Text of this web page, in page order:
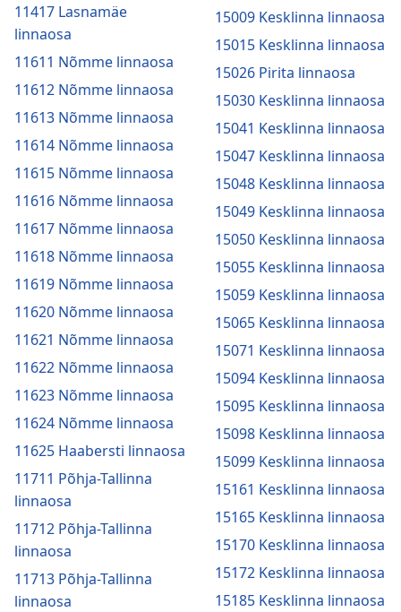
11417 Lasnamäe
linnaosa
11611 Nõmme linnaosa
11612 Nõmme linnaosa
11613 Nõmme linnaosa
11614 Nõmme linnaosa
11615 Nõmme linnaosa
11616 Nõmme linnaosa
11617 Nõmme linnaosa
11618 Nõmme linnaosa
11619 Nõmme linnaosa
11620 Nõmme linnaosa
11621 Nõmme linnaosa
11622 Nõmme linnaosa
11623 Nõmme linnaosa
11624 Nõmme linnaosa
11625 Haabersti linnaosa
11711 Põhja-Tallinna
linnaosa
11712 Põhja-Tallinna
linnaosa
11713 Põhja-Tallinna
linnaosa
15009 Kesklinna linnaosa
15015 Kesklinna linnaosa
15026 Pirita linnaosa
15030 Kesklinna linnaosa
15041 Kesklinna linnaosa
15047 Kesklinna linnaosa
15048 Kesklinna linnaosa
15049 Kesklinna linnaosa
15050 Kesklinna linnaosa
15055 Kesklinna linnaosa
15059 Kesklinna linnaosa
15065 Kesklinna linnaosa
15071 Kesklinna linnaosa
15094 Kesklinna linnaosa
15095 Kesklinna linnaosa
15098 Kesklinna linnaosa
15099 Kesklinna linnaosa
15161 Kesklinna linnaosa
15165 Kesklinna linnaosa
15170 Kesklinna linnaosa
15172 Kesklinna linnaosa
15185 Kesklinna linnaosa